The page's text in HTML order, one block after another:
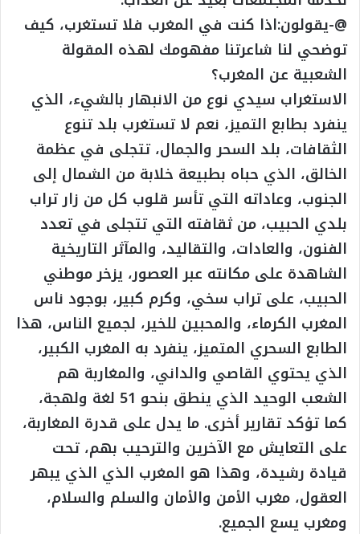
@-يقولون:اذا كنت في المغرب فلا تستغرب، كيف
توضحي لنا شاعرتنا مفهومك لهذه المقولة
الشعبية عن المغرب؟
الاستغراب سيدي نوع من الانبهار بالشيء، الذي
ينفرد بطابع التميز، نعم لا تستغرب بلد تنوع
الثقافات، بلد السحر والجمال، تتجلى في عظمة
الخالق، الذي حباه بطبيعة خلابة من الشمال إلى
الجنوب، وعاداته التي تأسر قلوب كل من زار تراب
بلدي الحبيب، من ثقافته التي تتجلى في تعدد
الفنون، والعادات، والتقاليد، والمآثر التاريخية
الشاهدة على مكانته عبر العصور، يزخر موطني
الحبيب، على تراب سخي، وكرم كبير، بوجود ناس
المغرب الكرماء، والمحبين للخير، لجميع الناس، هذا
الطابع السحري المتميز، ينفرد به المغرب الكبير،
الذي يحتوي القاصي والداني، والمغاربة هم
الشعب الوحيد الذي ينطق بنحو 51 لغة ولهجة،
كما تؤكد تقارير أخرى. ما يدل على قدرة المغاربة،
على التعايش مع الآخرين والترحيب بهم، تحت
قيادة رشيدة، وهذا هو المغرب الذي الذي يبهر
العقول، مغرب الأمن والأمان والسلم والسلام،
ومغرب يسع الجميع.